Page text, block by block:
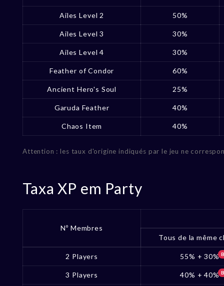
Ailes Level 2 50%
Ailes Level 3 30%
Ailes Level 4 30%
Feather of Condor 60%
Ancient Hero's Soul 25%
Garuda Feather 40%
Chaos Item 40%
Attention : les taux d'origine indiqués par le jeu ne
Taxa XP em Party
Nº Membres
Tous de la même
2 Players 55% + 30%
3 Players 40% + 40%